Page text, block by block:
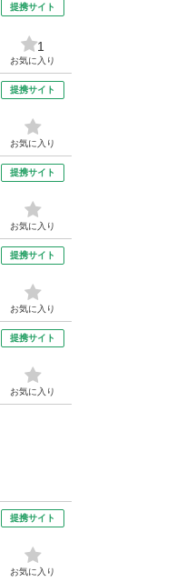
提携サイト
1
お気に入り
提携サイト
お気に入り
提携サイト
お気に入り
提携サイト
お気に入り
提携サイト
お気に入り
提携サイト
お気に入り